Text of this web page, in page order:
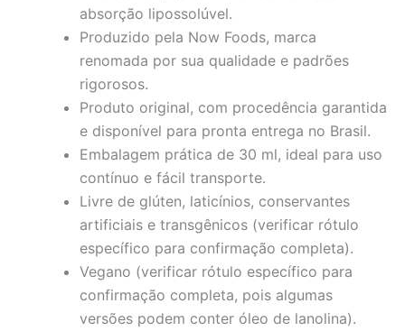
absorção lipossolúvel.
Produzido pela Now Foods, marca
renomada por sua qualidade e padrões
rigorosos.
Produto original, com procedência garantida
e disponível para pronta entrega no Brasil.
Embalagem prática de 30 ml, ideal para uso
contínuo e fácil transporte.
Livre de glúten, laticínios, conservantes
artificiais e transgênicos (verificar rótulo
específico para confirmação completa).
Vegano (verificar rótulo específico para
confirmação completa, pois algumas
versões podem conter óleo de lanolina).